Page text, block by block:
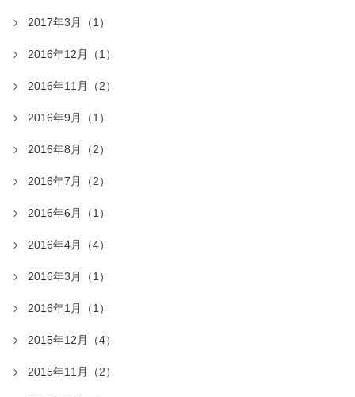
2017年3月（1）
2016年12月（1）
2016年11月（2）
2016年9月（1）
2016年8月（2）
2016年7月（2）
2016年6月（1）
2016年4月（4）
2016年3月（1）
2016年1月（1）
2015年12月（4）
2015年11月（2）